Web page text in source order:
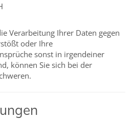
Verarbeitung Ihrer Daten gegen
oder Ihre
sonst in irgendeiner
können Sie sich bei der